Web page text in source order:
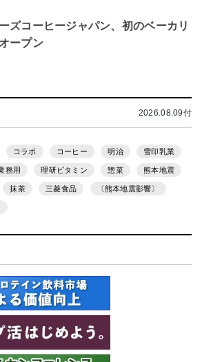
ズコーヒージャパン、初のベーカリ
ープン
2026.08.09付
コラボ コーヒー 明治 雪印乳業
務用 理研ビタミン 惣菜 熊本地震
抹茶 三菱食品 〔熊本地震影響〕